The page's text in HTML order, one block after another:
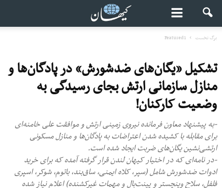
برگ نخست Featured1
تشکیل «یگان‌های ضدشورش» در پادگان‌ها و
منازل سازمانی ارتش بجای رسیدگی به
وضعیت کارکنان!
-به پیشنهاد معاون فرمانده نیروی زمینی ارتش و موافقت علی خامنه‌ای
برای مقابله با کشیده شدن اعتراضات به پادگان‌ها و منازل مسکونی
ارتشی‌نشین یگان‌های ضربت ایجاد شده است.
-در نامه‌ای که در اختیار کیهان لندن قرار گرفته آمده که برای خرید
ادوات ضدشورش شامل (سپر، کلاه ایمنی، ساق‌بند، باتوم، شوکر، اسپری
فلفل، سلاح‌ وینچستر و پینت‌بال و مهمات غیرکشنده) اعلام نیاز شده